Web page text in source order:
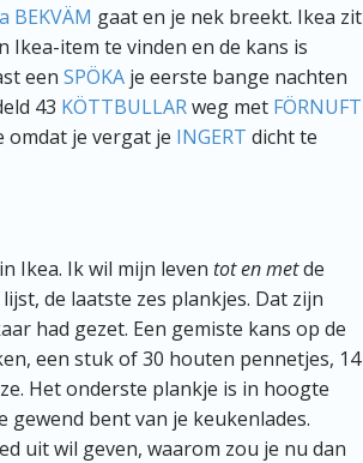
BEKVÄM gaat en je nek breekt. Ikea zit
Ikea-item te vinden en de kans is
een SPÖKA je eerste bange nachten
43 KÖTTBULLARweg met FÖRNUFT
omdat je vergat je INGERT dicht te
Ikea. Ik wil mijn leven tot en metde
de laatste zes plankjes. Dat zijn
had gezet. Een gemiste kans op de
een stuk of 30 houten pennetjes, 14
Het onderste plankje is in hoogte
gewend bent van je keukenlades.
uit wil geven, waarom zou je nu dan